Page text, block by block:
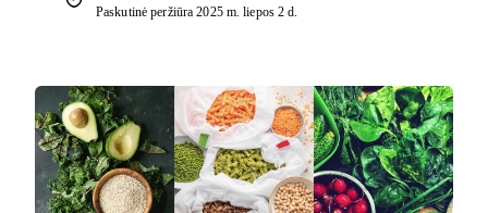
Paskutinė peržiūra2025 m. liepos 2 d.